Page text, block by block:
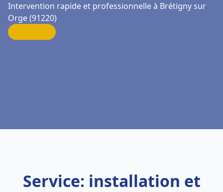
Intervention rapide et professionnelle à Brétigny sur
Orge (91220)
Service: installation et